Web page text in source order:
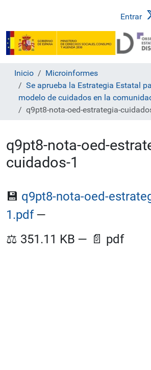
Entrar
Inicio
Microinformes
Se aprueba la Estrategia Estatal
modelo de cuidados en la
q9pt8-nota-oed-estrategia-
q9pt8-nota-oed-
cuidados-1
💾 q9pt8-nota-oed-
1.pdf—
⚖️ 351.11 KB — 📄 pdf